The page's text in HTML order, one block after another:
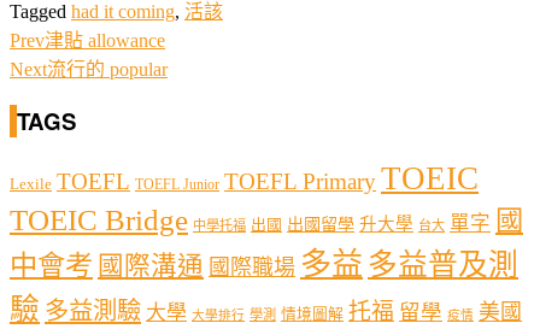
Tagged had it coming, 活該
Prev津貼 allowance
Next流行的 popular
TAGS
Lexile TOEFL TOEFL Junior TOEFL PrimaryTOEIC
TOEIC Bridge 中學托福 出國 出國留學 升大學 台大 單字 國
中會考 國際溝通 國際職場 多益 多益普及測
驗 多益測驗 大學 大學排行 學測 情境圖解 托福 留學 疫情 美國